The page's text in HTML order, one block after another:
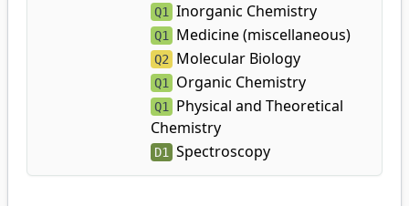
Q1 Inorganic Chemistry
Q1 Medicine (miscellaneous)
Q2 Molecular Biology
Q1 Organic Chemistry
Q1 Physical and Theoretical
Chemistry
D1 Spectroscopy